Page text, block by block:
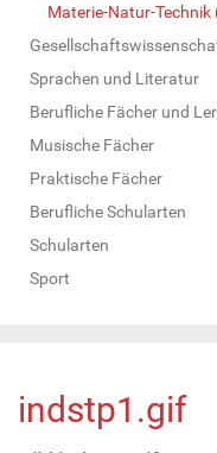
Materie-Natur-Technik
Sprachen und Literatur
Berufliche Fächer und
Musische Fächer
Praktische Fächer
Berufliche Schularten
Schularten
Sport
indstp1.gif